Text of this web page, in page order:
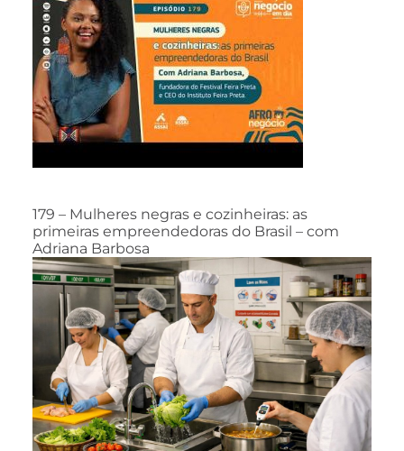
179 – Mulheres negras e cozinheiras: as
primeiras empreendedoras do Brasil – com
Adriana Barbosa